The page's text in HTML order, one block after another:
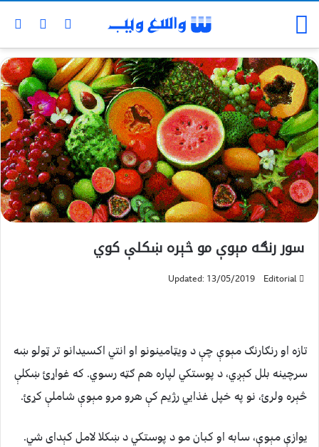
سور رنګه مېوې مو څېره ښکلې کوي
Editorial
Updated: 13/05/2019
تازه او رنګارنګ مېوې چې د ويټامینونو او انتي اکسیدانو تر ټولو ښه
سرچینه بلل کېږي، د پوستکي لپاره هم ګټه رسوي. که غواړئ ښکلې
څېره ولرئ، نو په خپل غذایي رژیم کې هرو مرو مېوې شاملې کړئ.
یوازې مېوې، سابه او کبان مو د پوستکي د ښکلا لامل کېدای شي.